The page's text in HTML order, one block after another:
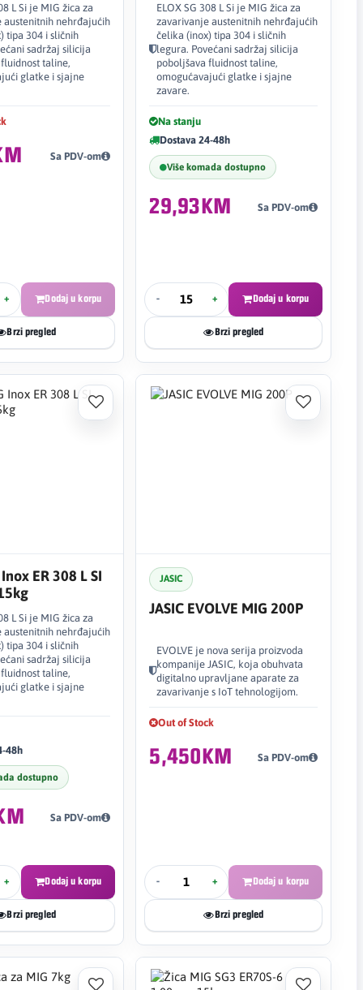
L Si je MIG žica za
austenitnih nehrđajućih
tipa 304 i sličnih
sadržaj silicija
taline,
glatke i sjajne
Sa PDV-om
+ Dodaj u korpu
Brzi pregled
ELOX SG 308 L Si je MIG žica za
zavarivanje austenitnih nehrđajućih
čelika (inox) tipa 304 i sličnih
legura. Povećani sadržaj silicija
poboljšava fluidnost taline,
omogućavajući glatke i sjajne
zavare.
Na stanju
Dostava 24-48h
Više komada dostupno
29,93KM Sa PDV-om
- + Dodaj u korpu
Brzi pregled
ER 308 L SI
L Si je MIG žica za
austenitnih nehrđajućih
tipa 304 i sličnih
sadržaj silicija
taline,
glatke i sjajne
48h
dostupno
Sa PDV-om
+ Dodaj u korpu
Brzi pregled
JASIC
JASIC EVOLVE MIG 200P
EVOLVE je nova serija proizvoda
kompanije JASIC, koja obuhvata
digitalno upravljane aparate za
zavarivanje s IoT tehnologijom.
Out of Stock
5,450KM Sa PDV-om
- + Dodaj u korpu
Brzi pregled